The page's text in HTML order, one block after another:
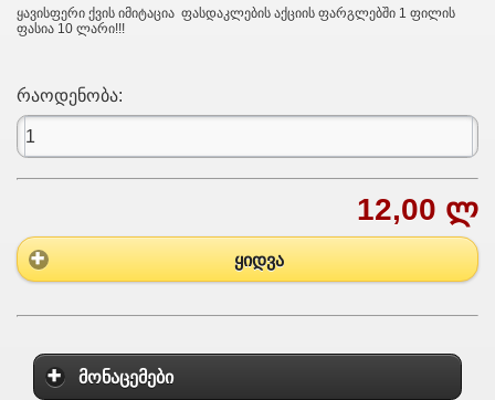
ყავისფერი ქვის იმიტაცია ფასდაკლების აქციის ფარგლებში 1 ფილის
ფასია 10 ლარი!!!
რაოდენობა:
12,00 ლ
ყიდვა
მონაცემები